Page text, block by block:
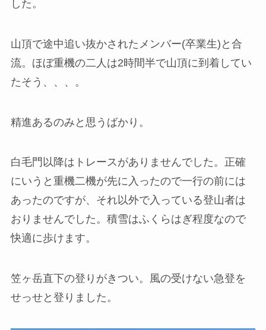
した。
山頂で途中追い抜かされたメンバー(卒業生)と合
流。ほぼ重機の二人は2時間半で山頂に到着してい
たそう、、、。
精進あるのみと思うばかり。
白毛門以降はトレースがありませんでした。正確
にいうと重機二機が先に入ったので一行の前には
あったのですが、それ以外で入っている登山者は
おりませんでした。積雪はふくらはぎ程度なので
快適に歩けます。
笠ヶ岳直下の登りがきつい。風の受けない急登を
せっせと登りました。